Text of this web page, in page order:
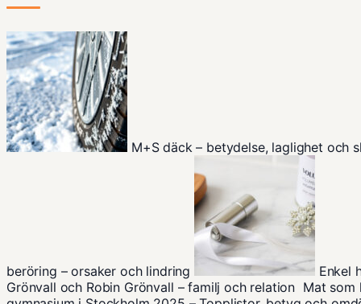
M+S däck – betydelse, laglighet och
beröring – orsaker och lindring
Enkel
Grönvall och Robin Grönvall – familj och relation Mat som